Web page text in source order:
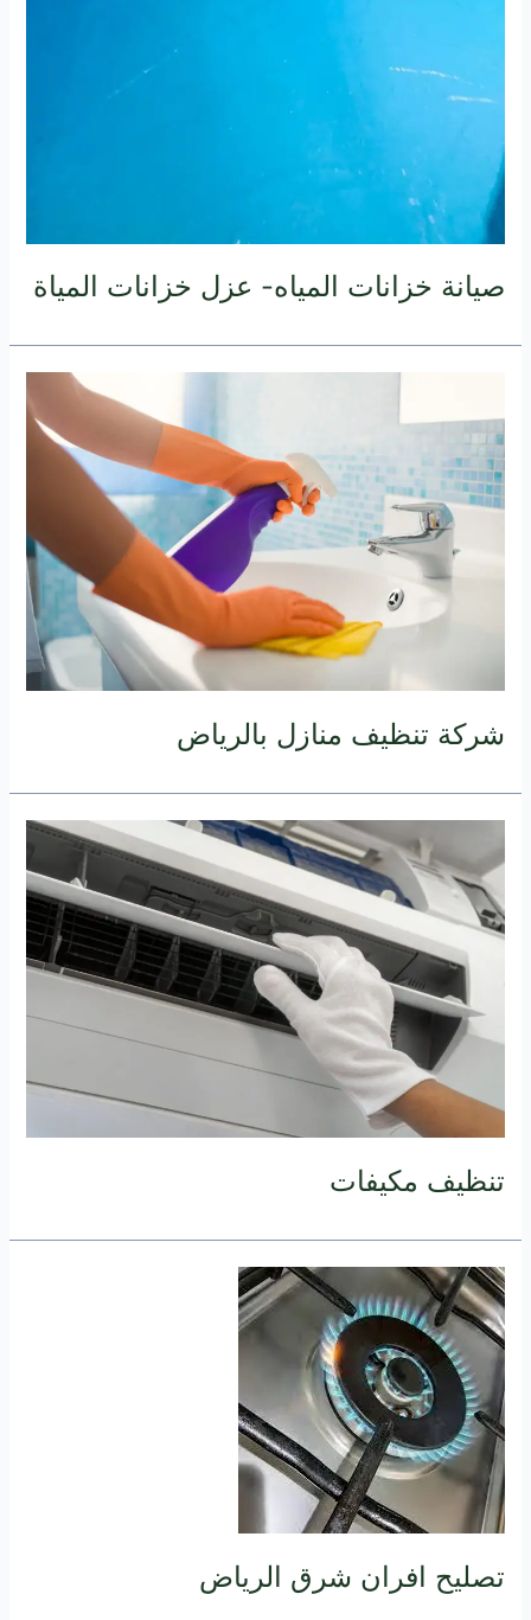
صيانة خزانات المياه- عزل خزانات المياة
شركة تنظيف منازل بالرياض
تنظيف مكيفات
تصليح افران شرق الرياض